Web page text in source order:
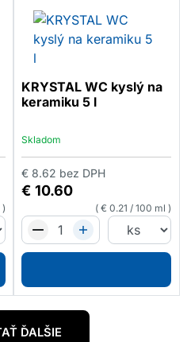
KRYSTAL WC kyslý na
keramiku 5 l
Skladom
€ 10.60
€ 8.62 bez DPH
€ 0.21 /100 ml
ĎALŠIE